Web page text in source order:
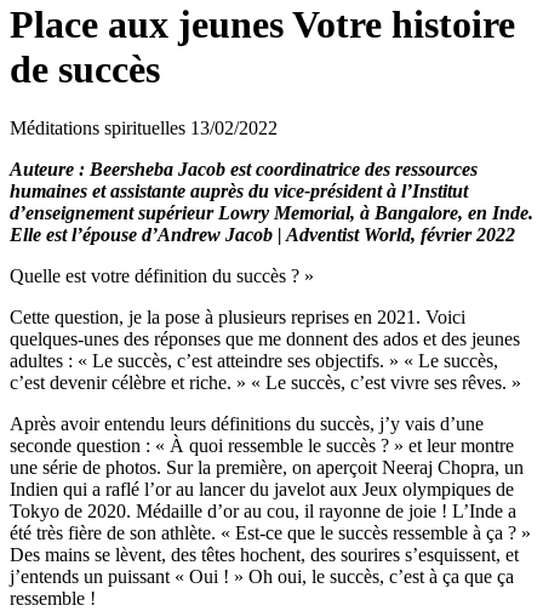
Place aux jeunes Votre histoire
de succès
Méditations spirituelles 13/02/2022
Auteure : Beersheba Jacob est coordinatrice des ressources
humaines et assistante auprès du vice-président à l’Institut
d’enseignement supérieur Lowry Memorial, à Bangalore, en Inde.
Elle est l’épouse d’Andrew Jacob | Adventist World, février 2022
Quelle est votre définition du succès ? »
Cette question, je la pose à plusieurs reprises en 2021. Voici
quelques-unes des réponses que me donnent des ados et des jeunes
adultes : « Le succès, c’est atteindre ses objectifs. » « Le succès,
c’est devenir célèbre et riche. » « Le succès, c’est vivre ses rêves. »
Après avoir entendu leurs définitions du succès, j’y vais d’une
seconde question : « À quoi ressemble le succès ? » et leur montre
une série de photos. Sur la première, on aperçoit Neeraj Chopra, un
Indien qui a raflé l’or au lancer du javelot aux Jeux olympiques de
Tokyo de 2020. Médaille d’or au cou, il rayonne de joie ! L’Inde a
été très fière de son athlète. « Est-ce que le succès ressemble à ça ? »
Des mains se lèvent, des têtes hochent, des sourires s’esquissent, et
j’entends un puissant « Oui ! » Oh oui, le succès, c’est à ça que ça
ressemble !